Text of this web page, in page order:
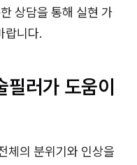
상담을 통해 실현 가
랍니다.
필러가 도움이
체의 분위기와 인상을